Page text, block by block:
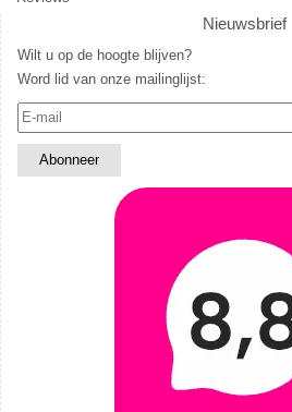
Nieuwsbrief
Wilt u op de hoogte blijven?
Word lid van onze mailinglijst: